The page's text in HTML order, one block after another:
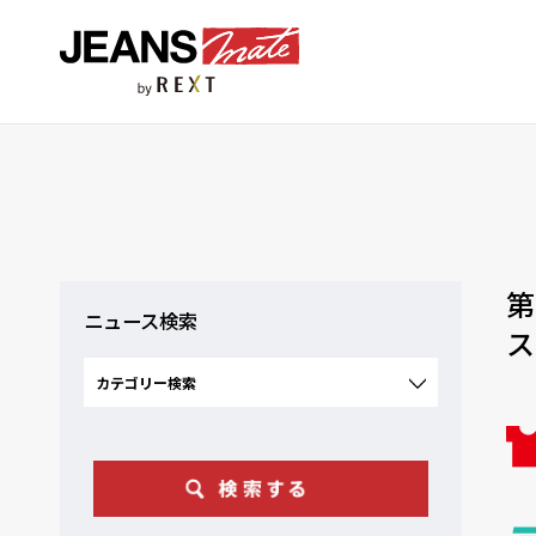
ニュース検索
カテゴリー検索